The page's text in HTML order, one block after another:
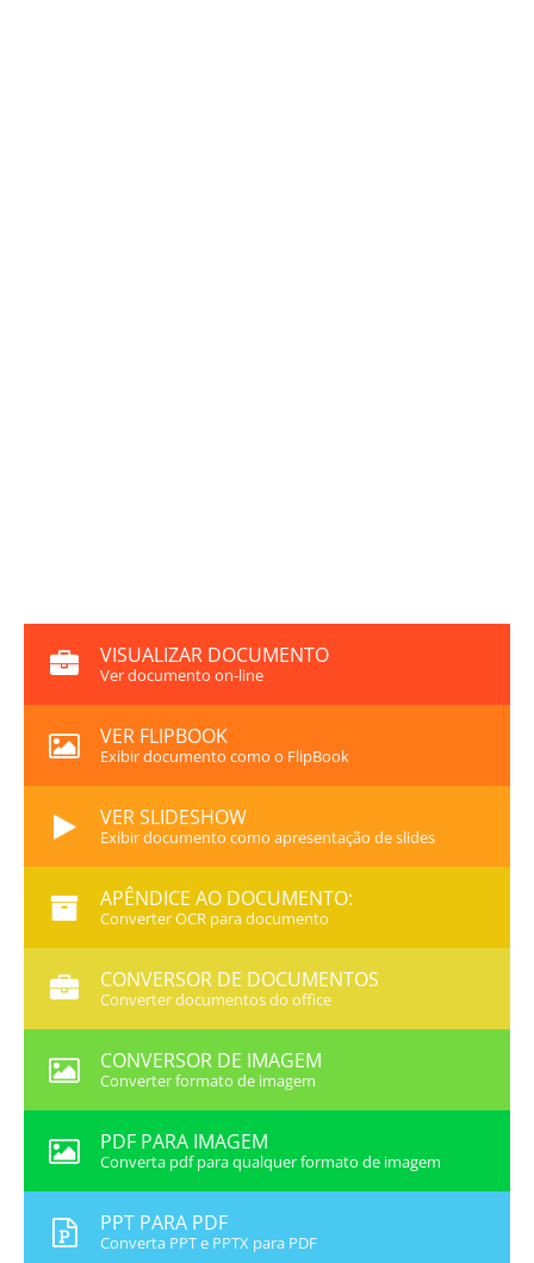
VISUALIZAR DOCUMENTO
Ver documento on-line
VER FLIPBOOK
Exibir documento como o FlipBook
VER SLIDESHOW
Exibir documento como apresentação de slides
APÊNDICE AO DOCUMENTO:
Converter OCR para documento
CONVERSOR DE DOCUMENTOS
Converter documentos do office
CONVERSOR DE IMAGEM
Converter formato de imagem
PDF PARA IMAGEM
Converta pdf para qualquer formato de imagem
PPT PARA PDF
Converta PPT e PPTX para PDF